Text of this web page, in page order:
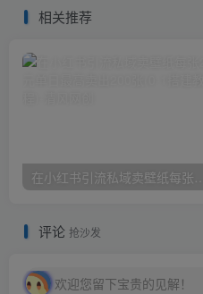
相关推荐
在小红书引流私域卖壁纸每张29
评论 抢沙发
欢迎您留下宝贵的见解！